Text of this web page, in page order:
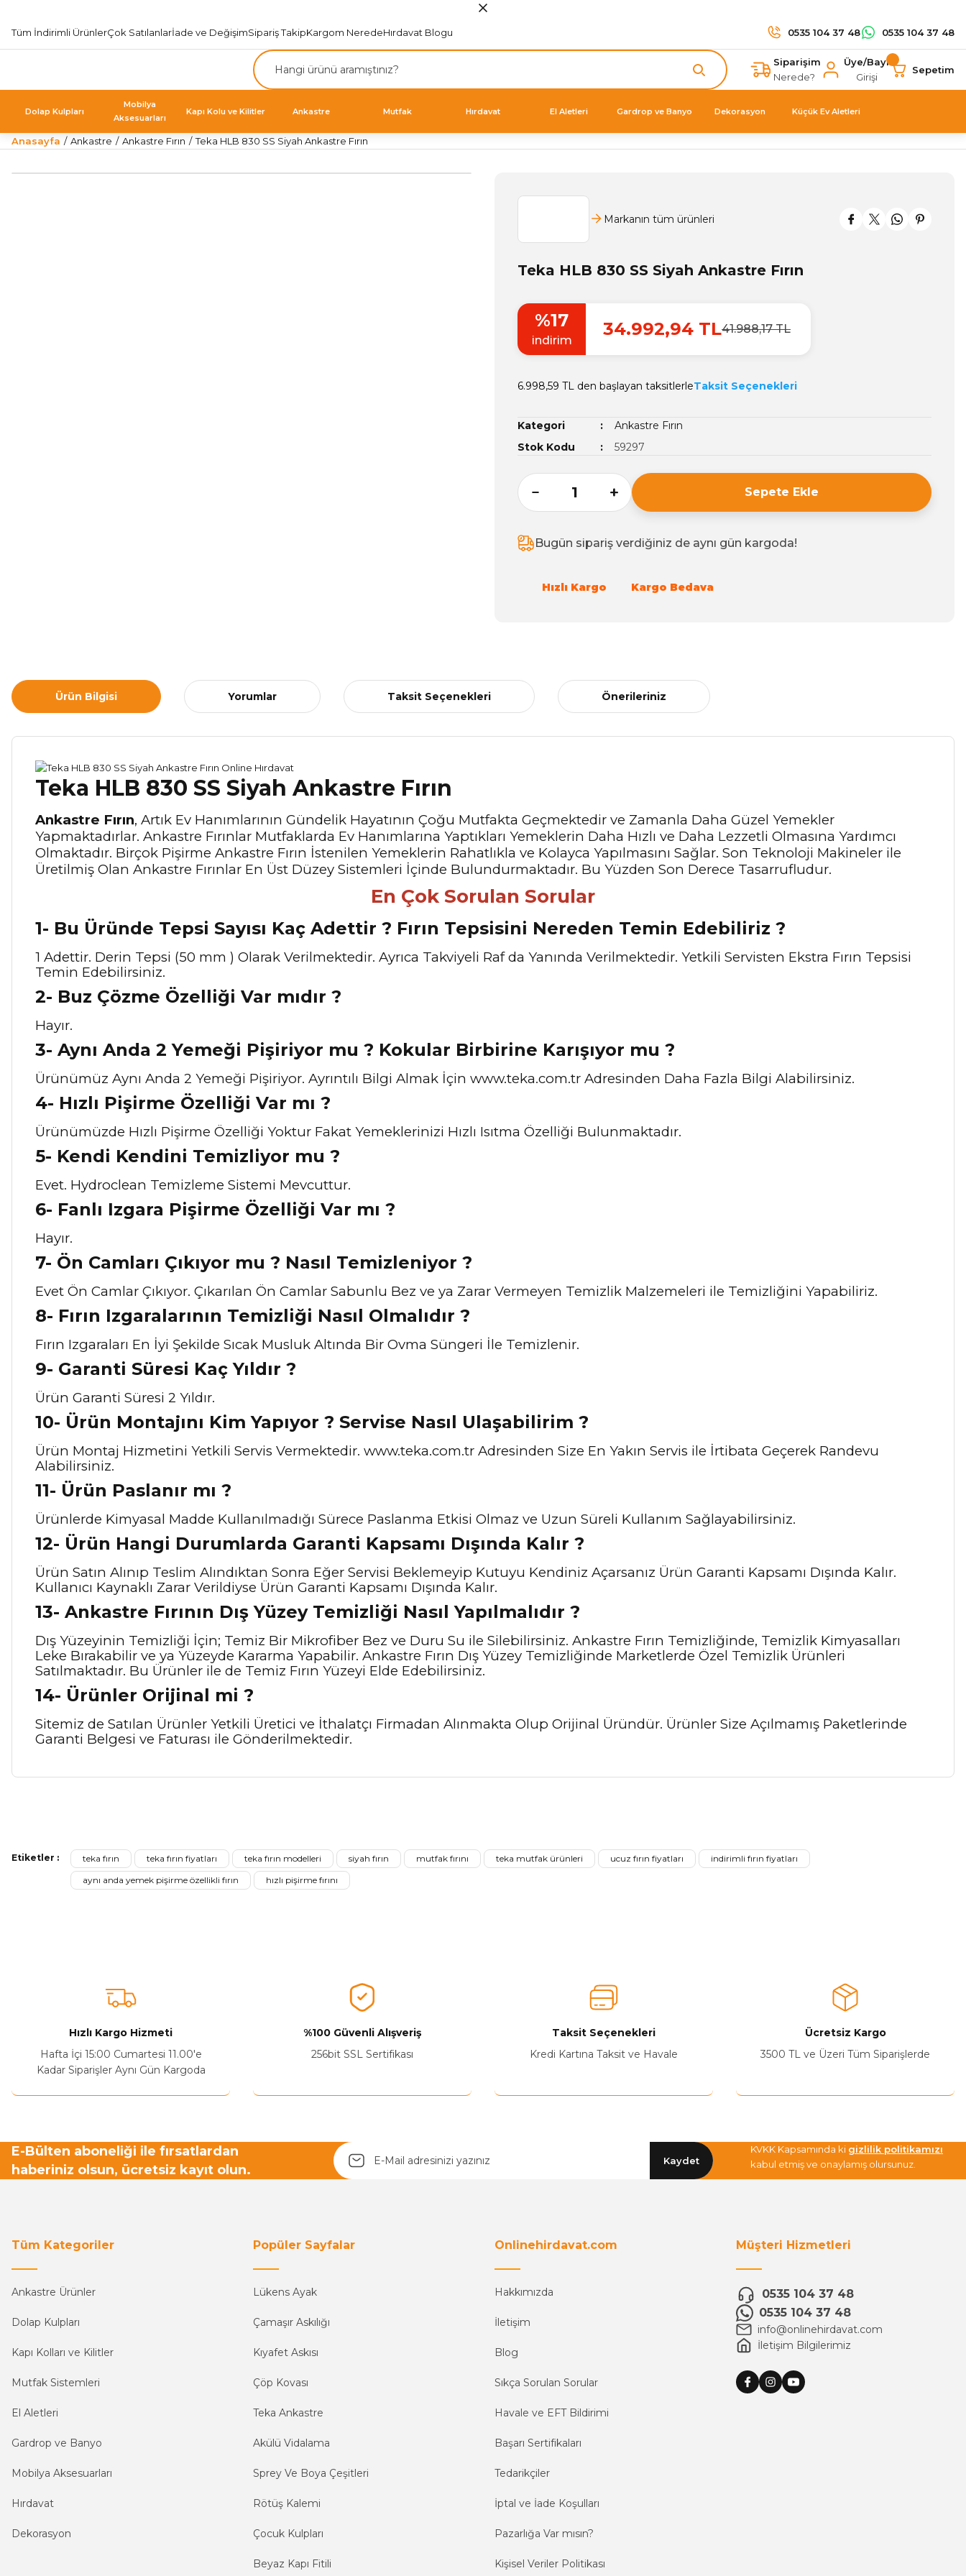
Tüm İndirimli ÜrünlerÇok Satılanlarİade ve DeğişimSipariş TakipKargom NeredeHırdavat Blogu 0535 104 37 48 0535 104 37 48
Siparişim
Nerede?
Üye/Bayi
Girişi
Sepetim
Dolap Kulpları
Mobilya
Aksesuarları
Kapı Kolu ve Kilitler Ankastre Mutfak Hırdavat El Aletleri Gardrop ve Banyo Dekorasyon Küçük Ev Aletleri
Anasayfa Ankastre Ankastre Fırın Teka HLB 830 SS Siyah Ankastre Fırın
Markanın tüm ürünleri
Teka HLB 830 SS Siyah Ankastre Fırın
%17
indirim
34.992,94 TL41.988,17 TL
6.998,59 TL den başlayan taksitlerleTaksit Seçenekleri
Kategori
Ankastre Fırın
Stok Kodu
59297
Sepete Ekle
Bugün sipariş verdiğiniz de aynı gün kargoda!
Hızlı Kargo Kargo Bedava
Ürün Bilgisi Yorumlar Taksit Seçenekleri Önerileriniz
Teka HLB 830 SS Siyah Ankastre Fırın
Ankastre Fırın, Artık Ev Hanımlarının Gündelik Hayatının Çoğu Mutfakta Geçmektedir ve Zamanla Daha Güzel Yemekler
Yapmaktadırlar. Ankastre Fırınlar Mutfaklarda Ev Hanımlarına Yaptıkları Yemeklerin Daha Hızlı ve Daha Lezzetli Olmasına Yardımcı
Olmaktadır. Birçok Pişirme Ankastre Fırın İstenilen Yemeklerin Rahatlıkla ve Kolayca Yapılmasını Sağlar. Son Teknoloji Makineler ile
Üretilmiş Olan Ankastre Fırınlar En Üst Düzey Sistemleri İçinde Bulundurmaktadır. Bu Yüzden Son Derece Tasarrufludur.
En Çok Sorulan Sorular
1- Bu Üründe Tepsi Sayısı Kaç Adettir ? Fırın Tepsisini Nereden Temin Edebiliriz ?
1 Adettir. Derin Tepsi (50 mm ) Olarak Verilmektedir. Ayrıca Takviyeli Raf da Yanında Verilmektedir. Yetkili Servisten Ekstra Fırın Tepsisi
Temin Edebilirsiniz.
2- Buz Çözme Özelliği Var mıdır ?
Hayır.
3- Aynı Anda 2 Yemeği Pişiriyor mu ? Kokular Birbirine Karışıyor mu ?
Ürünümüz Aynı Anda 2 Yemeği Pişiriyor. Ayrıntılı Bilgi Almak İçin www.teka.com.tr Adresinden Daha Fazla Bilgi Alabilirsiniz.
4- Hızlı Pişirme Özelliği Var mı ?
Ürünümüzde Hızlı Pişirme Özelliği Yoktur Fakat Yemeklerinizi Hızlı Isıtma Özelliği Bulunmaktadır.
5- Kendi Kendini Temizliyor mu ?
Evet. Hydroclean Temizleme Sistemi Mevcuttur.
6- Fanlı Izgara Pişirme Özelliği Var mı ?
Hayır.
7- Ön Camları Çıkıyor mu ? Nasıl Temizleniyor ?
Evet Ön Camlar Çıkıyor. Çıkarılan Ön Camlar Sabunlu Bez ve ya Zarar Vermeyen Temizlik Malzemeleri ile Temizliğini Yapabiliriz.
8- Fırın Izgaralarının Temizliği Nasıl Olmalıdır ?
Fırın Izgaraları En İyi Şekilde Sıcak Musluk Altında Bir Ovma Süngeri İle Temizlenir.
9- Garanti Süresi Kaç Yıldır ?
Ürün Garanti Süresi 2 Yıldır.
10- Ürün Montajını Kim Yapıyor ? Servise Nasıl Ulaşabilirim ?
Ürün Montaj Hizmetini Yetkili Servis Vermektedir. www.teka.com.tr Adresinden Size En Yakın Servis ile İrtibata Geçerek Randevu
Alabilirsiniz.
11- Ürün Paslanır mı ?
Ürünlerde Kimyasal Madde Kullanılmadığı Sürece Paslanma Etkisi Olmaz ve Uzun Süreli Kullanım Sağlayabilirsiniz.
12- Ürün Hangi Durumlarda Garanti Kapsamı Dışında Kalır ?
Ürün Satın Alınıp Teslim Alındıktan Sonra Eğer Servisi Beklemeyip Kutuyu Kendiniz Açarsanız Ürün Garanti Kapsamı Dışında Kalır.
Kullanıcı Kaynaklı Zarar Verildiyse Ürün Garanti Kapsamı Dışında Kalır.
13- Ankastre Fırının Dış Yüzey Temizliği Nasıl Yapılmalıdır ?
Dış Yüzeyinin Temizliği İçin; Temiz Bir Mikrofiber Bez ve Duru Su ile Silebilirsiniz. Ankastre Fırın Temizliğinde, Temizlik Kimyasalları
Leke Bırakabilir ve ya Yüzeyde Kararma Yapabilir. Ankastre Fırın Dış Yüzey Temizliğinde Marketlerde Özel Temizlik Ürünleri
Satılmaktadır. Bu Ürünler ile de Temiz Fırın Yüzeyi Elde Edebilirsiniz.
14- Ürünler Orijinal mi ?
Sitemiz de Satılan Ürünler Yetkili Üretici ve İthalatçı Firmadan Alınmakta Olup Orijinal Üründür. Ürünler Size Açılmamış Paketlerinde
Garanti Belgesi ve Faturası ile Gönderilmektedir.
Ürün resmi kalitesiz, bozuk veya görüntülenemiyor.
Ürün açıklamasında eksik bilgiler bulunuyor.
Etiketler : teka fırın teka fırın fiyatları teka fırın modelleri siyah fırın mutfak fırını teka mutfak ürünleri ucuz fırın fiyatları
indirimli fırın fiyatları
aynı anda yemek pişirme özellikli fırın
hızlı pişirme fırını
Hızlı Kargo Hizmeti
Hafta İçi 15:00 Cumartesi 11.00'e
Kadar Siparişler Aynı Gün Kargoda
%100 Güvenli Alışveriş
256bit SSL Sertifikası
Taksit Seçenekleri
Kredi Kartına Taksit ve Havale
Ücretsiz Kargo
3500 TL ve Üzeri Tüm Siparişlerde
E-Bülten aboneliği ile fırsatlardan
haberiniz olsun, ücretsiz kayıt olun.
Kaydet
KVKK Kapsamında ki gizlilik politikamızı
kabul etmiş ve onaylamış olursunuz.
Tüm Kategoriler
Ankastre Ürünler
Dolap Kulpları
Kapı Kolları ve Kilitler
Mutfak Sistemleri
El Aletleri
Gardrop ve Banyo
Mobilya Aksesuarları
Hırdavat
Dekorasyon
Popüler Sayfalar
Lükens Ayak
Çamaşır Askılığı
Kıyafet Askısı
Çöp Kovası
Teka Ankastre
Akülü Vidalama
Sprey Ve Boya Çeşitleri
Rötüş Kalemi
Çocuk Kulpları
Beyaz Kapı Fitili
Onlinehirdavat.com
Hakkımızda
İletişim
Blog
Sıkça Sorulan Sorular
Havale ve EFT Bildirimi
Başarı Sertifikaları
Tedarikçiler
İptal ve İade Koşulları
Pazarlığa Var mısın?
Kişisel Veriler Politikası
Müşteri Hizmetleri
0535 104 37 48
0535 104 37 48
info@onlinehirdavat.com
İletişim Bilgilerimiz